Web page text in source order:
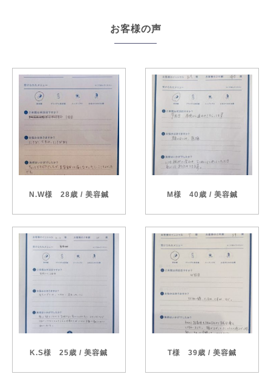
お客様の声
N.W様 28歳 / 美容鍼 M様 40歳 / 美容鍼
K.S様 25歳 / 美容鍼 T様 39歳 / 美容鍼